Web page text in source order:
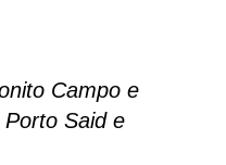
Campo e
Said e